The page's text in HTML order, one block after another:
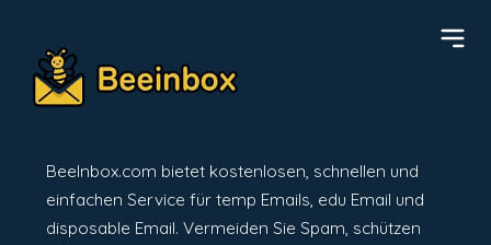
BeeInbox.com bietet kostenlosen, schnellen und
einfachen Service für temp Emails, edu Email und
disposable Email. Vermeiden Sie Spam, schützen